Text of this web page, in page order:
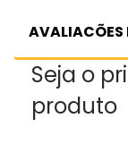
AVALIACÕES
Seja o
produto